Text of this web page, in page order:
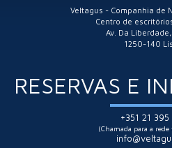
Veltagus - Companhia de
Centro de
Av. Da
1250-140
RESERVAS E
+351 21 395
(Chamada para a rede